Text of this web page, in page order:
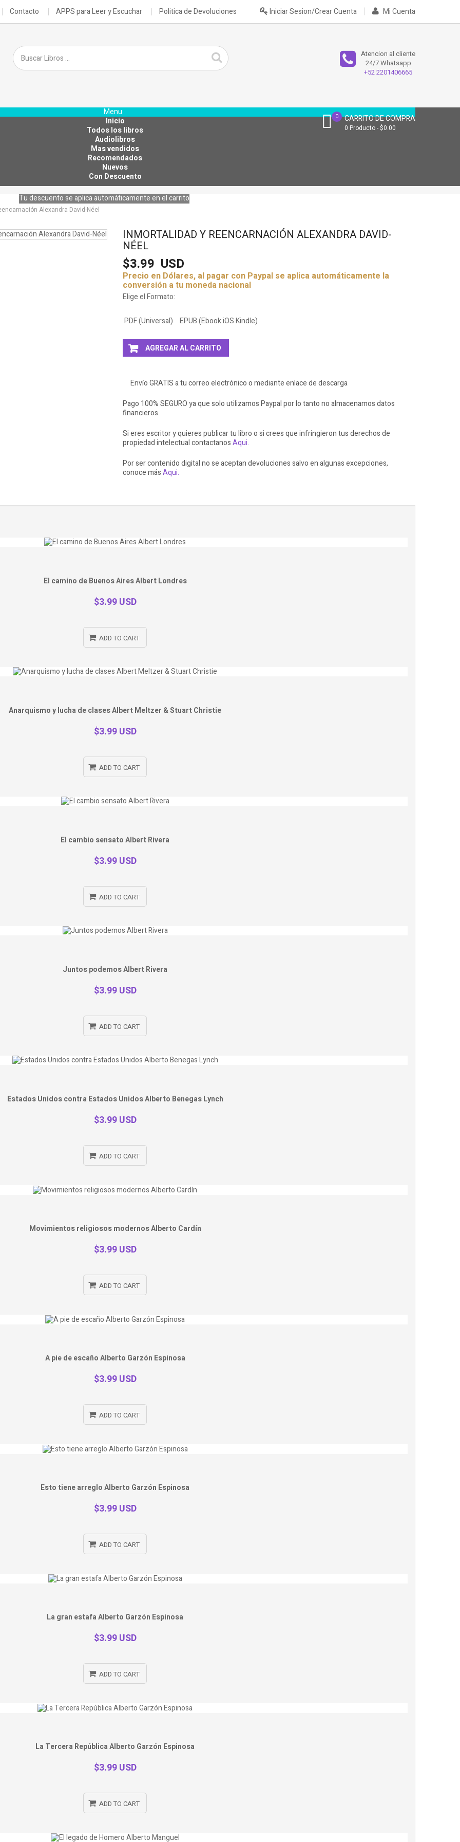
Contacto APPS para Leer y Escuchar Politica de Devoluciones Mi Cuenta
Iniciar Sesion/Crear Cuenta
CARRITO DE COMPRA
0
0 Producto $0.00
Atencion al cliente
24/7 Whatsapp
+52 2201406665
Menu
Inicio
Todos los libros
Audiolibros
Mas vendidos
Recomendados
Nuevos
Con Descuento
Tu descuento se aplica automáticamente en el carrito
Alexandra David-Néel
INMORTALIDAD Y REENCARNACIÓN ALEXANDRA DAVID-
NÉEL
$3.99 USD
Precio en Dólares, al pagar con Paypal se aplica automáticamente la
conversión a tu moneda nacional
Elige el Formato:
PDF (Universal) EPUB (Ebook iOS Kindle)
AGREGAR AL CARRITO
Envío GRATIS a tu correo electrónico o mediante enlace de descarga
Pago 100% SEGURO ya que solo utilizamos Paypal por lo tanto no almacenamos datos
financieros.
Si eres escritor y quieres publicar tu libro o si crees que infringieron tus derechos de
propiedad intelectual contactanosAqui.
Por ser contenido digital no se aceptan devoluciones salvo en algunas excepciones,
conoce másAqui.
El camino de Buenos Aires Albert Londres
$3.99 USD
ADD TO CART
Anarquismo y lucha de clases Albert Meltzer & Stuart Christie
$3.99 USD
ADD TO CART
El cambio sensato Albert Rivera
$3.99 USD
ADD TO CART
Juntos podemos Albert Rivera
$3.99 USD
ADD TO CART
Estados Unidos contra Estados Unidos Alberto Benegas Lynch
$3.99 USD
ADD TO CART
Movimientos religiosos modernos Alberto Cardín
$3.99 USD
ADD TO CART
A pie de escaño Alberto Garzón Espinosa
$3.99 USD
ADD TO CART
Esto tiene arreglo Alberto Garzón Espinosa
$3.99 USD
ADD TO CART
La gran estafa Alberto Garzón Espinosa
$3.99 USD
ADD TO CART
La Tercera República Alberto Garzón Espinosa
$3.99 USD
ADD TO CART